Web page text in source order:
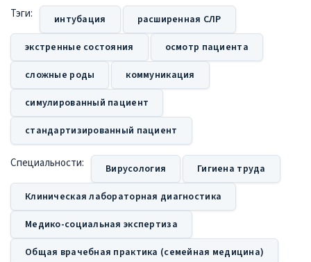
Тэги: интубация
расширенная СЛР
экстренные состояния
осмотр пациента
сложные роды
коммуникация
симулированный пациент
стандартизированный пациент
Специальности: Вирусология
Гигиена труда
Клиническая лабораторная диагностика
Медико-социальная экспертиза
Общая врачебная практика (семейная медицина)